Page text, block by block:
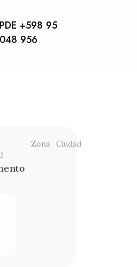
PDE +598 95
048 956
Zona Ciudad